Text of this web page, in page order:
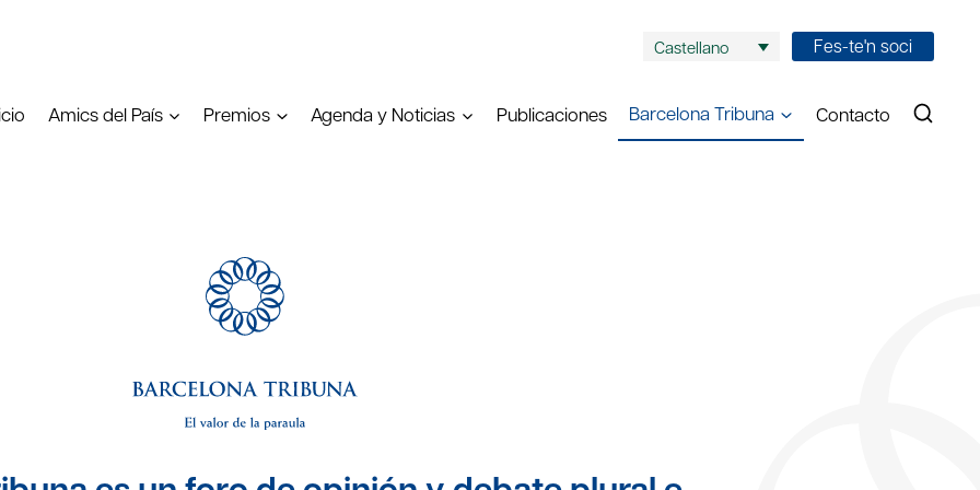
Castellano Fes-te'n soci
Amics del País Premios Agenda y Noticias Publicaciones Barcelona Tribuna Contacto